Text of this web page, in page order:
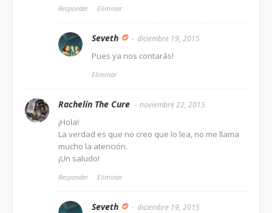
Responder Eliminar
Seveth diciembre 19, 2015
Pues ya nos contarás!
Eliminar
Rachelín The Cure noviembre 22, 2015
¡Hola!
La verdad es que no creo que lo lea, no me llama
mucho la atención.
¡Un saludo!
Responder Eliminar
Seveth diciembre 19, 2015